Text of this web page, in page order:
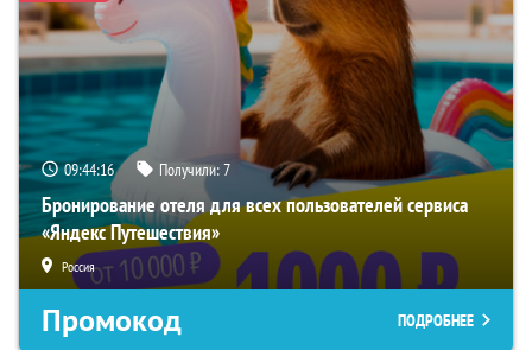
09:44:15 Получили:7
Бронирование отеля для всех пользователей сервиса
«Яндекс Путешествия»
Россия
Промокод ПОДРОБНЕЕ